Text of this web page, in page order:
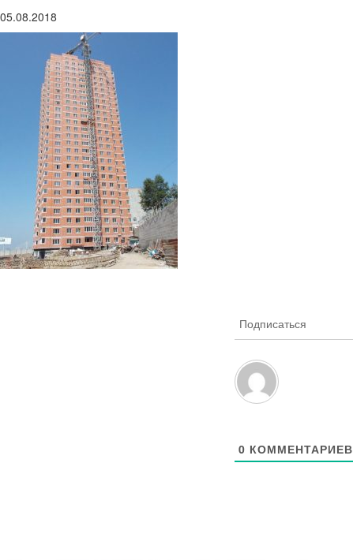
05.08.2018
Подписаться
0 КОММЕНТАРИЕВ